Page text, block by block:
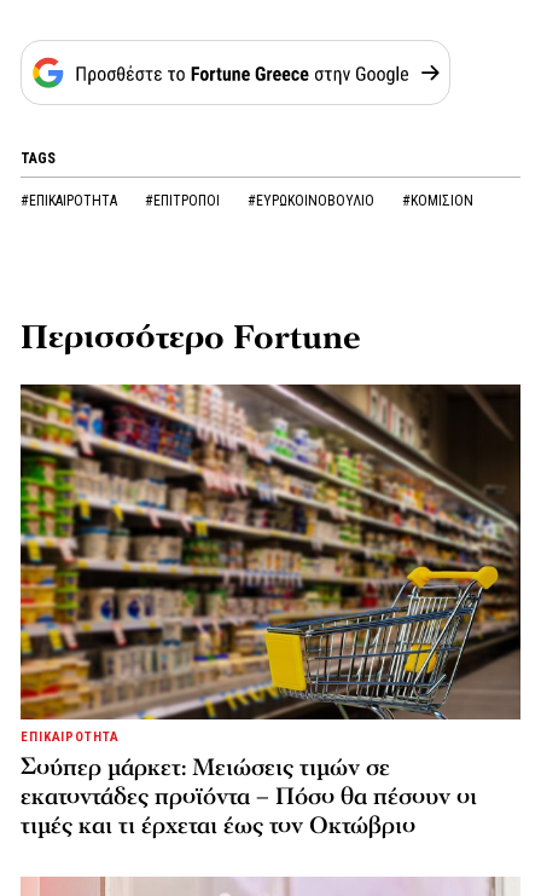
TAGS
#ΕΠΙΚΑΙΡΟΤΗΤΑ #ΕΠΙΤΡΟΠΟΙ #ΕΥΡΩΚΟΙΝΟΒΟΥΛΙΟ #ΚΟΜΙΣΙΟΝ
Περισσότερο Fortune
ΕΠΙΚΑΙΡΟΤΗΤΑ
Σούπερ μάρκετ: Μειώσεις τιμών σε
εκατοντάδες προϊόντα – Πόσο θα πέσουν οι
τιμές και τι έρχεται έως τον Οκτώβριο